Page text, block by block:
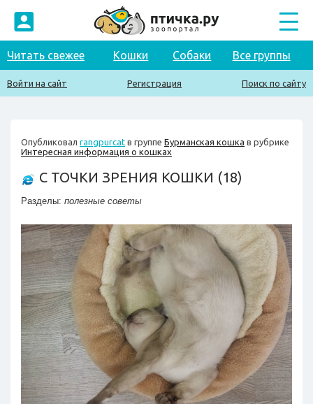
Читать свежее Кошки Собаки Все группы
Войти на сайт Регистрация Поиск по сайту
Опубликовал rangpurcat в группе Бурманская кошка в рубрике
Интересная информация о кошках
C ТОЧКИ ЗРЕНИЯ КОШКИ (18)
Разделы: полезные советы